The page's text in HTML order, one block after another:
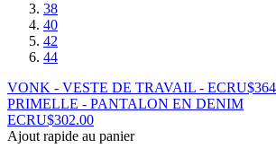
38
40
42
44
VONK - VESTE DE TRAVAIL - ECRU$
PRIMELLE - PANTALON EN DENIM
ECRU$302.00
Ajout rapide au panier